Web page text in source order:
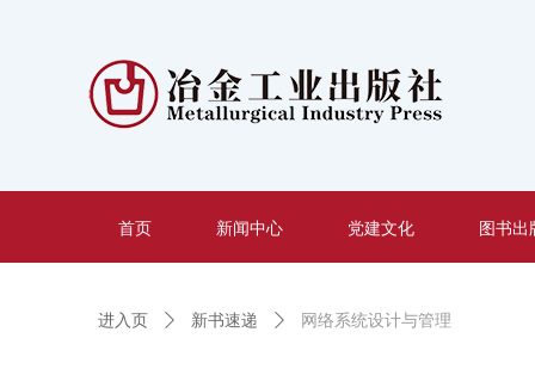
首页 新闻中心 党建文化 图书出
进入页 ꄲ 新书速递 ꄲ 网络系统设计与管理